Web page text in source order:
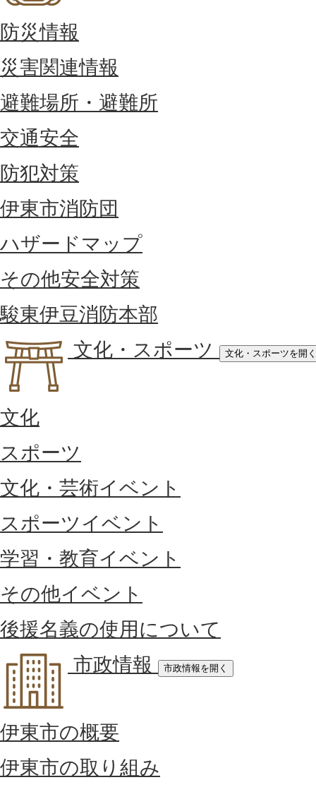
防災情報
災害関連情報
避難場所・避難所
交通安全
防犯対策
伊東市消防団
ハザードマップ
その他安全対策
駿東伊豆消防本部
文化・スポーツ
文化・スポーツを開く
文化
スポーツ
文化・芸術イベント
スポーツイベント
学習・教育イベント
その他イベント
後援名義の使用について
市政情報
市政情報を開く
伊東市の概要
伊東市の取り組み